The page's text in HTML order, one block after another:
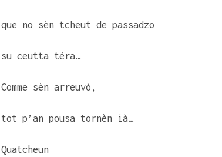
que no sèn tcheut de passadzo
su ceutta téra…
Comme sèn arreuvò,
tot p’an pousa tornèn ià…
Quatcheun